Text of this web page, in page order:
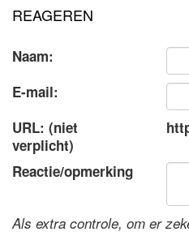
REAGEREN
Naam:
E-mail:
URL: (niet
verplicht)
Reactie/opmerking
Als extra controle, om er